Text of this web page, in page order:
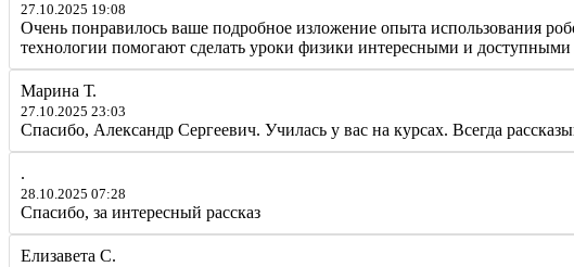
27.10.2025 19:08
Очень понравилось ваше подробное изложение опыта использования
технологии помогают сделать уроки физики интересными и
Марина Т.
27.10.2025 23:03
Спасибо, Александр Сергеевич. Училась у вас на курсах. Всегда
.
28.10.2025 07:28
Спасибо, за интересный рассказ
Елизавета С.